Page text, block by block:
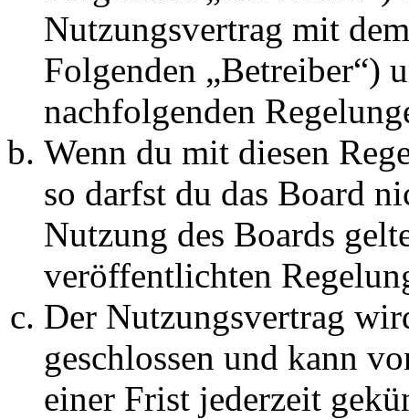
Nutzungsvertrag mit
Folgenden „Betreiber“)
nachfolgenden
Wenn du mit diesen
so darfst du das Board
Nutzung des Boards
veröffentlichten
Der Nutzungsvertrag
geschlossen und kann
einer Frist jederzeit